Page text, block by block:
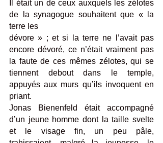
Il était un de ceux auxquels les zélotes
de la synagogue souhaitent que « la
terre les
dévore » ; et si la terre ne l’avait pas
encore dévoré, ce n’était vraiment pas
la faute de ces mêmes zélotes, qui se
tiennent debout dans le temple,
appuyés aux murs qu’ils invoquent en
priant.
Jonas Bienenfeld était accompagné
d’un jeune homme dont la taille svelte
et le visage fin, un peu pâle,